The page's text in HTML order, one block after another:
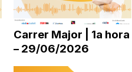
disminuir
el
Carrer Major | 1a hora
– 29/06/2026